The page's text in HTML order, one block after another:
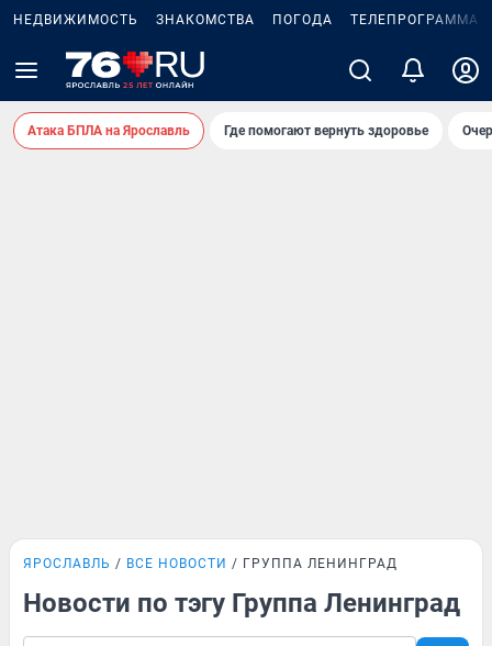
НЕДВИЖИМОСТЬ ЗНАКОМСТВА ПОГОДА ТЕЛЕПРОГРАММА
Атака БПЛА на Ярославль Где помогают вернуть здоровье
ЯРОСЛАВЛЬ ВСЕ НОВОСТИ ГРУППА ЛЕНИНГРАД
Новости по тэгу Группа Ленинград